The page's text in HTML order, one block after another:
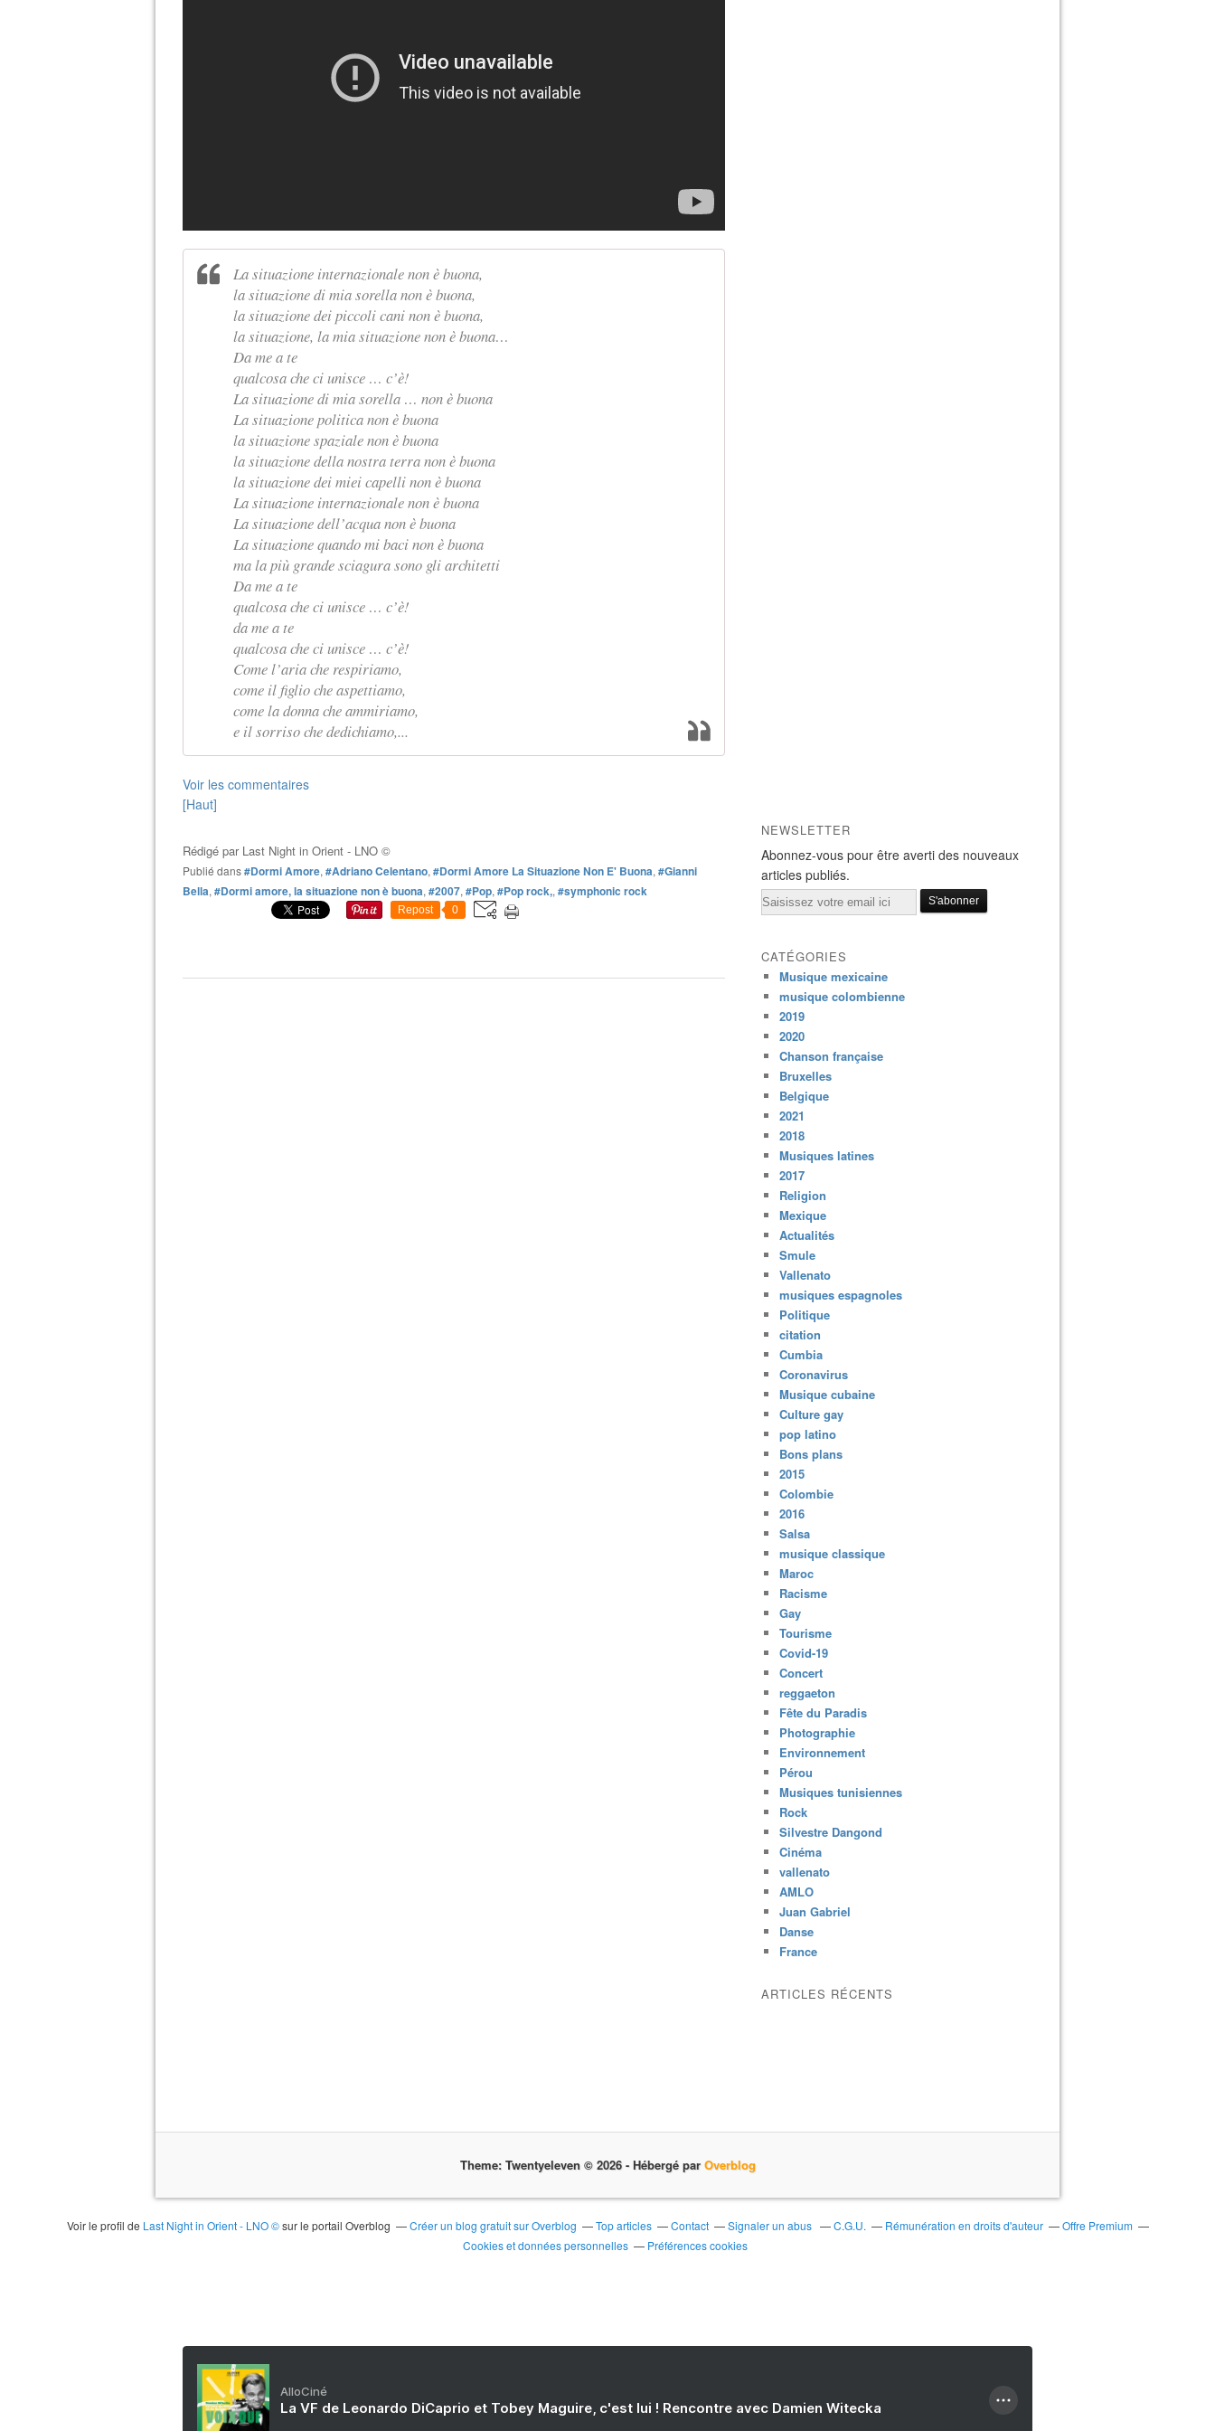
La situazione internazionale non è buona,
la situazione di mia sorella non è buona,
la situazione dei piccoli cani non è buona,
la situazione, la mia situazione non è buona…
Da me a te
qualcosa che ci unisce … c’è!
La situazione di mia sorella … non è buona
La situazione politica non è buona
la situazione spaziale non è buona
la situazione della nostra terra non è buona
la situazione dei miei capelli non è buona
La situazione internazionale non è buona
La situazione dell’acqua non è buona
La situazione quando mi baci non è buona
ma la più grande sciagura sono gli architetti
Da me a te
qualcosa che ci unisce … c’è!
da me a te
qualcosa che ci unisce … c’è!
Come l’aria che respiriamo,
come il figlio che aspettiamo,
come la donna che ammiriamo,
e il sorriso che dedichiamo,...
Voir les commentaires
[Haut]
Rédigé par Last Night in Orient - LNO ©
Publié dans#Dormi Amore, #Adriano Celentano, #Dormi Amore La Situazione Non E' Buona, #Gianni
Bella, #Dormi amore, la situazione non è buona, #2007, #Pop, #Pop rock,, #symphonic rock
Repost 0
NEWSLETTER
Abonnez-vous pour être averti des nouveaux
articles publiés.
Email
CATÉGORIES
Musique mexicaine
musique colombienne
2019
2020
Chanson française
Bruxelles
Belgique
2021
2018
Musiques latines
2017
Religion
Mexique
Actualités
Smule
Vallenato
musiques espagnoles
Politique
citation
Cumbia
Coronavirus
Musique cubaine
Culture gay
pop latino
Bons plans
2015
Colombie
2016
Salsa
musique classique
Maroc
Racisme
Gay
Tourisme
Covid-19
Concert
reggaeton
Fête du Paradis
Photographie
Environnement
Pérou
Musiques tunisiennes
Rock
Silvestre Dangond
Cinéma
vallenato
AMLO
Juan Gabriel
Danse
France
ARTICLES RÉCENTS
Theme: Twentyeleven © 2026 - Hébergé par Overblog
Voir le profil de Last Night in Orient - LNO ©sur le portail Overblog Créer un blog gratuit sur Overblog Top articles Contact Signaler un abus C.G.U. Rémunération en droits d'auteur
Offre Premium
Cookies et données personnelles
Préférences cookies
AlloCiné
La VF de Leonardo DiCaprio et Tobey Maguire, c'est lui ! Rencontre avec Damien Witecka